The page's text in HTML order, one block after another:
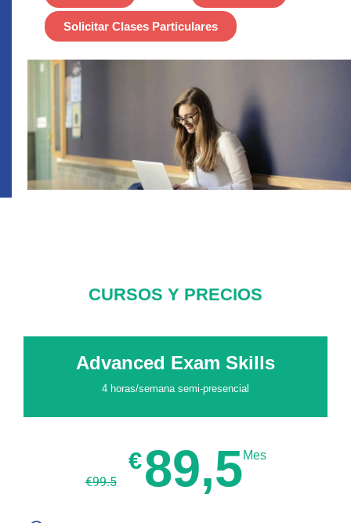
Solicitar Clases Particulares
CURSOS Y PRECIOS
Advanced Exam Skills
4 horas/semana semi-presencial
€99.5
€89,5Mes